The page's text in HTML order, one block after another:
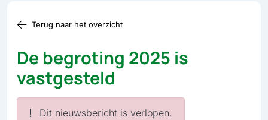
Terug naar het overzicht
De begroting 2025 is
vastgesteld
Dit nieuwsbericht is verlopen.